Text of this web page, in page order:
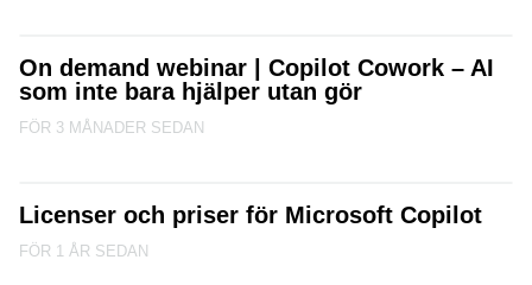
On demand webinar | Copilot Cowork – AI
som inte bara hjälper utan gör
FÖR 3 MÅNADER SEDAN
Licenser och priser för Microsoft Copilot
FÖR 1 ÅR SEDAN